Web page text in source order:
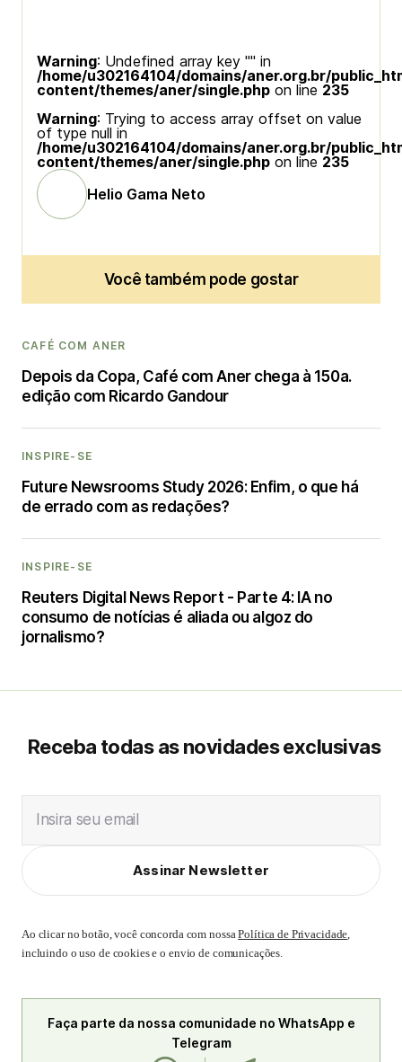
Warning: Undefined array key "" in
/home/u302164104/domains/aner.org.br/
content/themes/aner/single.php on line 235
Warning: Trying to access array offset on value
of type null in
/home/u302164104/domains/aner.org.br/
content/themes/aner/single.php on line 235
Helio Gama Neto
Você também pode gostar
CAFÉ COM ANER
Depois da Copa, Café com Aner chega à 150a.
edição com Ricardo Gandour
INSPIRE-SE
Future Newsrooms Study 2026: Enfim, o que há
de errado com as redações?
INSPIRE-SE
Reuters Digital News Report - Parte 4: IA no
consumo de notícias é aliada ou algoz do
jornalismo?
Receba todas as novidades exclusivas
Insira seu email
Assinar Newsletter
Ao clicar no botão, você concorda com nossaPolítica de Privacidade,
incluindo o uso de cookies e o envio de comunicações.
Faça parte da nossa comunidade no WhatsApp e
Telegram